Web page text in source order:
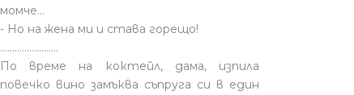
момче…
- Но на жена ми и става горещо!
........................
По време на коктейл, дама, изпила
повечко вино замъква съпруга си в един